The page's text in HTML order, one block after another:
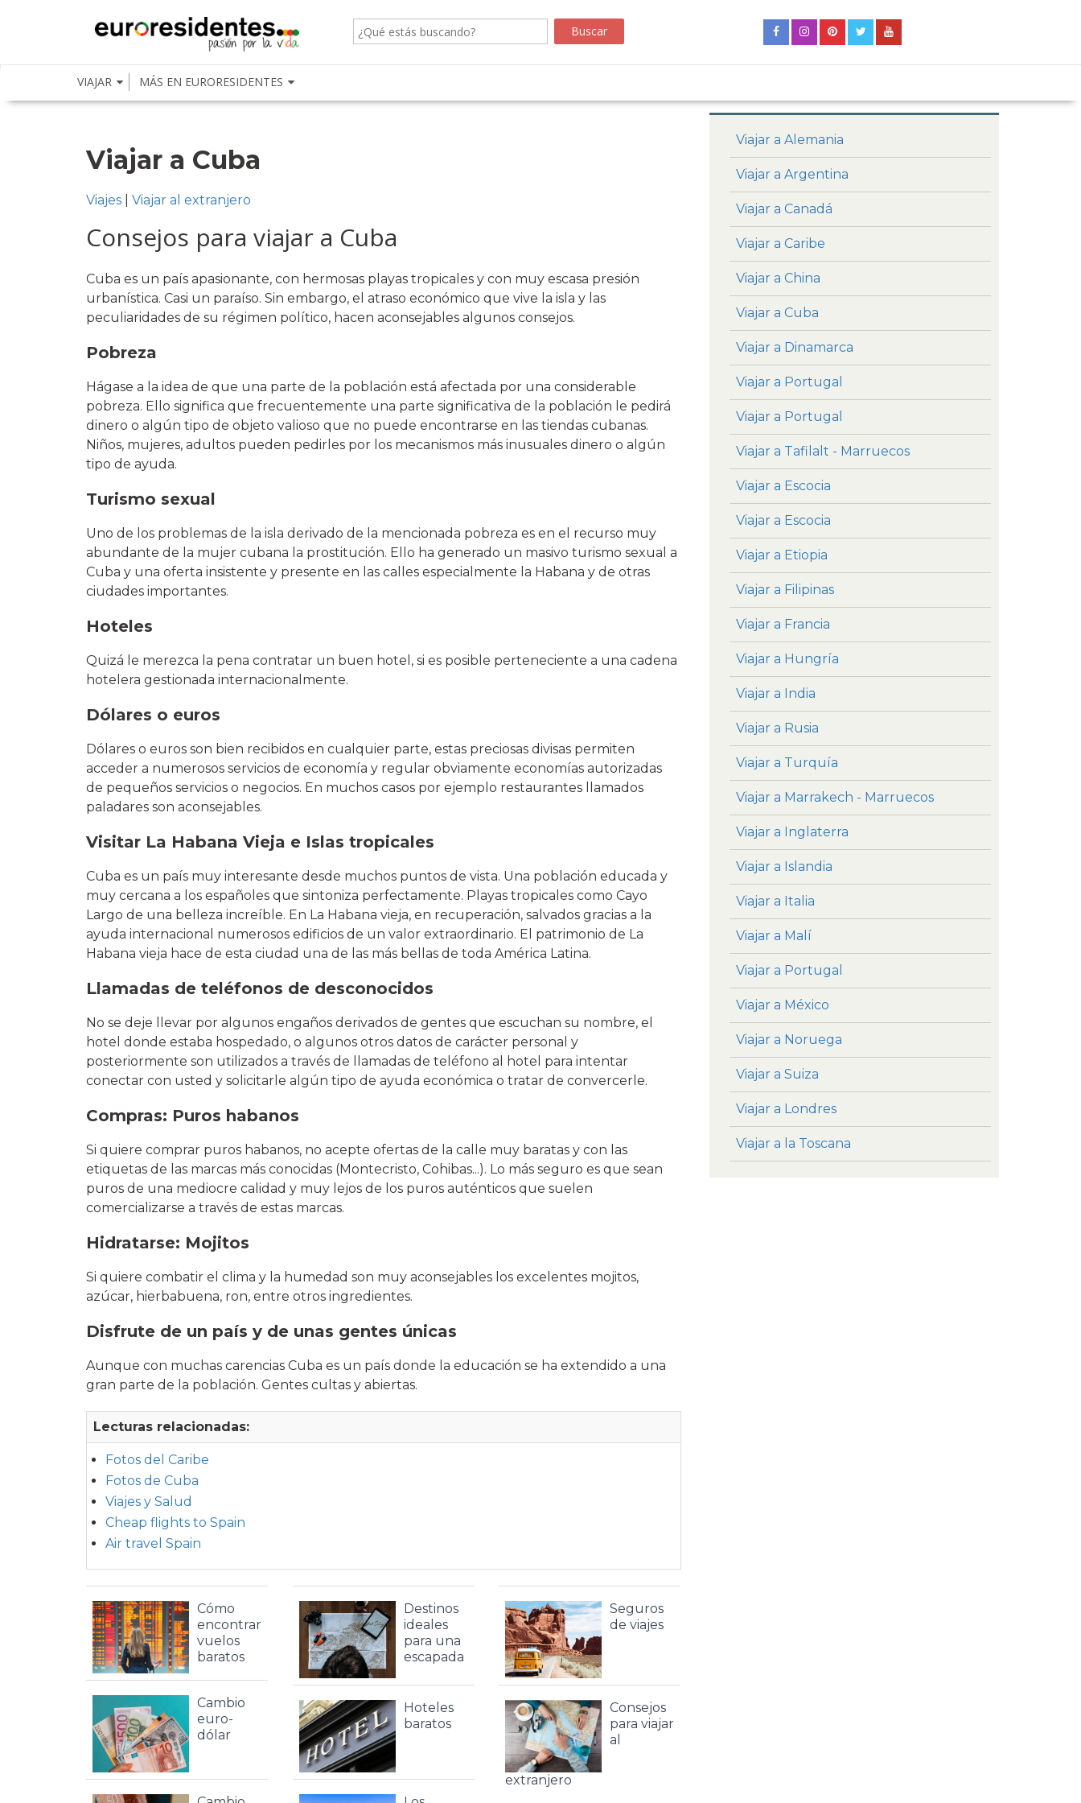
VIAJAR MÁS EN EURORESIDENTES
Viajar a Cuba
Viajes Viajar al extranjero
Consejos para viajar a Cuba
Cuba es un país apasionante, con hermosas playas tropicales y con muy escasa presión
urbanística. Casi un paraíso. Sin embargo, el atraso económico que vive la isla y las
peculiaridades de su régimen político, hacen aconsejables algunos consejos.
Pobreza
Hágase a la idea de que una parte de la población está afectada por una considerable
pobreza. Ello significa que frecuentemente una parte significativa de la población le pedirá
dinero o algún tipo de objeto valioso que no puede encontrarse en las tiendas cubanas.
Niños, mujeres, adultos pueden pedirles por los mecanismos más inusuales dinero o algún
tipo de ayuda.
Turismo sexual
Uno de los problemas de la isla derivado de la mencionada pobreza es en el recurso muy
abundante de la mujer cubana la prostitución. Ello ha generado un masivo turismo sexual a
Cuba y una oferta insistente y presente en las calles especialmente la Habana y de otras
ciudades importantes.
Hoteles
Quizá le merezca la pena contratar un buen hotel, si es posible perteneciente a una cadena
hotelera gestionada internacionalmente.
Dólares o euros
Dólares o euros son bien recibidos en cualquier parte, estas preciosas divisas permiten
acceder a numerosos servicios de economía y regular obviamente economías autorizadas
de pequeños servicios o negocios. En muchos casos por ejemplo restaurantes llamados
paladares son aconsejables.
Visitar La Habana Vieja e Islas tropicales
Cuba es un país muy interesante desde muchos puntos de vista. Una población educada y
muy cercana a los españoles que sintoniza perfectamente. Playas tropicales como Cayo
Largo de una belleza increíble. En La Habana vieja, en recuperación, salvados gracias a la
ayuda internacional numerosos edificios de un valor extraordinario. El patrimonio de La
Habana vieja hace de esta ciudad una de las más bellas de toda América Latina.
Llamadas de teléfonos de desconocidos
No se deje llevar por algunos engaños derivados de gentes que escuchan su nombre, el
hotel donde estaba hospedado, o algunos otros datos de carácter personal y
posteriormente son utilizados a través de llamadas de teléfono al hotel para intentar
conectar con usted y solicitarle algún tipo de ayuda económica o tratar de convercerle.
Compras: Puros habanos
Si quiere comprar puros habanos, no acepte ofertas de la calle muy baratas y con las
etiquetas de las marcas más conocidas (Montecristo, Cohibas...). Lo más seguro es que sean
puros de una mediocre calidad y muy lejos de los puros auténticos que suelen
comercializarse a través de estas marcas.
Hidratarse: Mojitos
Si quiere combatir el clima y la humedad son muy aconsejables los excelentes mojitos,
azúcar, hierbabuena, ron, entre otros ingredientes.
Disfrute de un país y de unas gentes únicas
Aunque con muchas carencias Cuba es un país donde la educación se ha extendido a una
gran parte de la población. Gentes cultas y abiertas.
Lecturas relacionadas:
Fotos del Caribe
Fotos de Cuba
Viajes y Salud
Cheap flights to Spain
Air travel Spain
Cómo
encontrar
vuelos
baratos
Cambio
euro-
dólar
Destinos
ideales
para una
escapada
Hoteles
baratos
Seguros
de viajes
Consejos
para viajar
al
extranjero
Viajar a Alemania
Viajar a Argentina
Viajar a Canadá
Viajar a Caribe
Viajar a China
Viajar a Cuba
Viajar a Dinamarca
Viajar a Portugal
Viajar a Portugal
Viajar a Tafilalt - Marruecos
Viajar a Escocia
Viajar a Escocia
Viajar a Etiopia
Viajar a Filipinas
Viajar a Francia
Viajar a Hungría
Viajar a India
Viajar a Rusia
Viajar a Turquía
Viajar a Marrakech - Marruecos
Viajar a Inglaterra
Viajar a Islandia
Viajar a Italia
Viajar a Malí
Viajar a Portugal
Viajar a México
Viajar a Noruega
Viajar a Suiza
Viajar a Londres
Viajar a la Toscana